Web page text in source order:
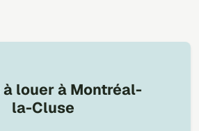
louer à Montréal-
la-Cluse